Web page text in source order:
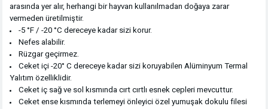
arasında yer alır, herhangi bir hayvan kullanılmadan doğaya zarar
vermeden üretilmiştir.
-5 °F / -20 °C dereceye kadar sizi korur.
Nefes alabilir.
Rüzgar geçirmez.
Ceket içi -20° C dereceye kadar sizi koruyabilen Alüminyum Termal
Yalıtım özelliklidir.
Ceket iç sağ ve sol kısmında cırt cırtlı esnek cepleri mevcuttur.
Ceket ense kısmında terlemeyi önleyici özel yumuşak dokulu filesi